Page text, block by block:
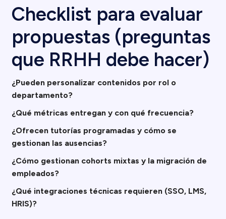
Checklist para evaluar
propuestas (preguntas
que RRHH debe hacer)
¿Pueden personalizar contenidos por rol o
departamento?
¿Qué métricas entregan y con qué frecuencia?
¿Ofrecen tutorías programadas y cómo se
gestionan las ausencias?
¿Cómo gestionan cohorts mixtas y la migración de
empleados?
¿Qué integraciones técnicas requieren (SSO, LMS,
HRIS)?